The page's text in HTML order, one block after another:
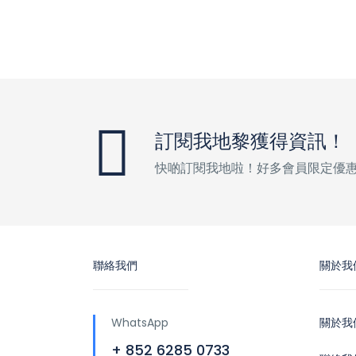
訂閱我地黎獲得資訊！
快啲訂閱我地啦！好多會員限定優
聯絡我們
WhatsApp
+ 852 6285 0733
關於我
關於我